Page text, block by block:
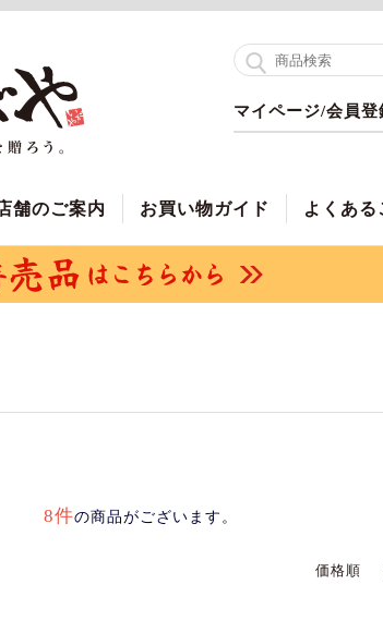
マイページ/会員登
舗のご案内 お買い物ガイド よくある
8件の商品がございます。
価格順